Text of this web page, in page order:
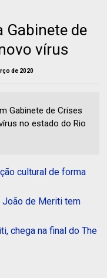
Gabinete de
vírus
de 2020
Gabinete de Crises
no estado do Rio
cultural de forma
João de Meriti tem
chega na final do The